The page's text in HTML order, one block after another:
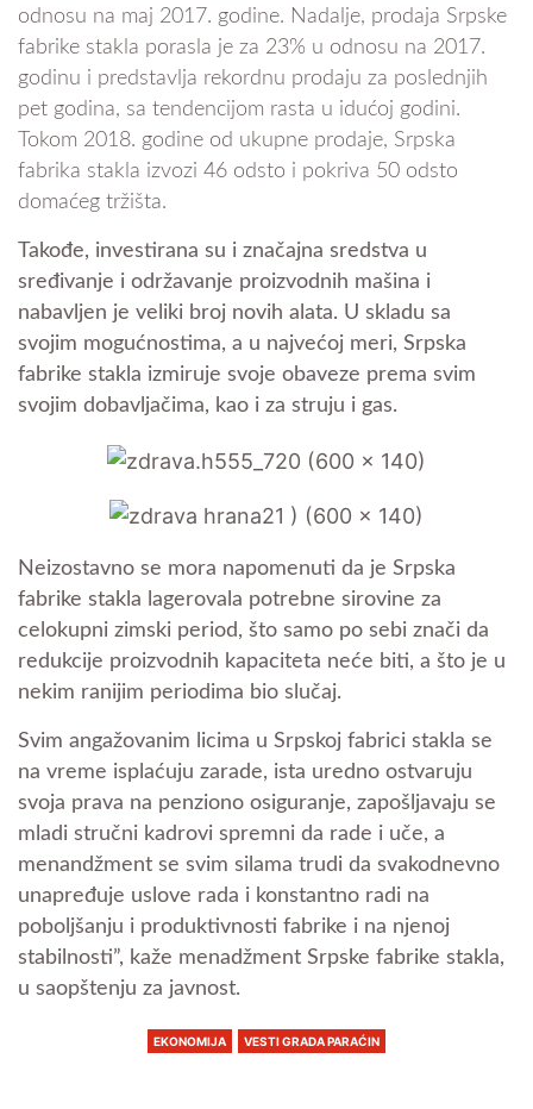
odnosu na maj 2017. godine. Nadalje, prodaja Srpske
fabrike stakla porasla je za 23% u odnosu na 2017.
godinu i predstavlja rekordnu prodaju za poslednjih
pet godina, sa tendencijom rasta u idućoj godini.
Tokom 2018. godine od ukupne prodaje, Srpska
fabrika stakla izvozi 46 odsto i pokriva 50 odsto
domaćeg tržišta.
Takođe, investirana su i značajna sredstva u
sređivanje i održavanje proizvodnih mašina i
nabavljen je veliki broj novih alata. U skladu sa
svojim mogućnostima, a u najvećoj meri, Srpska
fabrike stakla izmiruje svoje obaveze prema svim
svojim dobavljačima, kao i za struju i gas.
Neizostavno se mora napomenuti da je Srpska
fabrike stakla lagerovala potrebne sirovine za
celokupni zimski period, što samo po sebi znači da
redukcije proizvodnih kapaciteta neće biti, a što je u
nekim ranijim periodima bio slučaj.
Svim angažovanim licima u Srpskoj fabrici stakla se
na vreme isplaćuju zarade, ista uredno ostvaruju
svoja prava na penziono osiguranje, zapošljavaju se
mladi stručni kadrovi spremni da rade i uče, a
menandžment se svim silama trudi da svakodnevno
unapređuje uslove rada i konstantno radi na
poboljšanju i produktivnosti fabrike i na njenoj
stabilnosti”, kaže menadžment Srpske fabrike stakla,
u saopštenju za javnost.
EKONOMIJA VESTI GRADA PARAĆIN